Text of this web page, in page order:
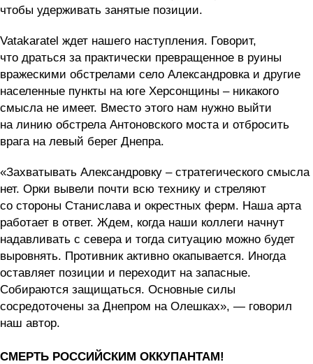
чтобы удерживать занятые позиции.
Vatakaratel ждет нашего наступления. Говорит,
что драться за практически превращенное в руины
вражескими обстрелами село Александровка и другие
населенные пункты на юге Херсонщины – никакого
смысла не имеет. Вместо этого нам нужно выйти
на линию обстрела Антоновского моста и отбросить
врага на левый берег Днепра.
«Захватывать Александровку – стратегического смысла
нет. Орки вывели почти всю технику и стреляют
со стороны Станислава и окрестных ферм. Наша арта
работает в ответ. Ждем, когда наши коллеги начнут
надавливать с севера и тогда ситуацию можно будет
выровнять. Противник активно окапывается. Иногда
оставляет позиции и переходит на запасные.
Собираются защищаться. Основные силы
сосредоточены за Днепром на Олешках», — говорил
наш автор.
СМЕРТЬ РОССИЙСКИМ ОККУПАНТАМ!